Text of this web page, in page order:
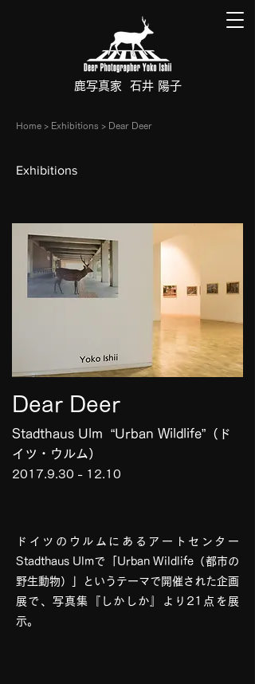
鹿写真家 石井 陽子
​Home > Exhibitions > Dear Deer
Exhibitions
Dear Deer
Stadthaus Ulm “Urban Wildlife”（ド
イツ・ウルム）
2017.9.30 - 12.10
ドイツのウルムにあるアートセンター
Stadthaus Ulmで「Urban Wildlife（都市の
野生動物）」というテーマで開催された企画
展で、写真集『しかしか』より21点を展
示。